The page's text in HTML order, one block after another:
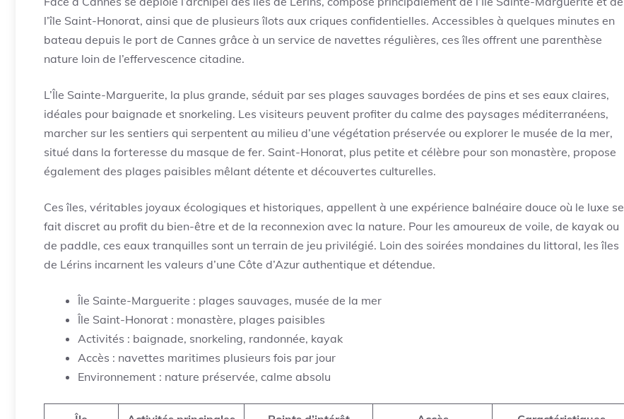
l’île Saint-Honorat, ainsi que de plusieurs îlots aux criques confidentielles. Accessibles à quelques minutes en
bateau depuis le port de Cannes grâce à un service de navettes régulières, ces îles offrent une parenthèse
nature loin de l’effervescence citadine.
L’Île Sainte-Marguerite, la plus grande, séduit par ses plages sauvages bordées de pins et ses eaux claires,
idéales pour baignade et snorkeling. Les visiteurs peuvent profiter du calme des paysages méditerranéens,
marcher sur les sentiers qui serpentent au milieu d’une végétation préservée ou explorer le musée de la mer,
situé dans la forteresse du masque de fer. Saint-Honorat, plus petite et célèbre pour son monastère, propose
également des plages paisibles mêlant détente et découvertes culturelles.
Ces îles, véritables joyaux écologiques et historiques, appellent à une expérience balnéaire douce où le luxe se
fait discret au profit du bien-être et de la reconnexion avec la nature. Pour les amoureux de voile, de kayak ou
de paddle, ces eaux tranquilles sont un terrain de jeu privilégié. Loin des soirées mondaines du littoral, les îles
de Lérins incarnent les valeurs d’une Côte d’Azur authentique et détendue.
Île Sainte-Marguerite : plages sauvages, musée de la mer
Île Saint-Honorat : monastère, plages paisibles
Activités : baignade, snorkeling, randonnée, kayak
Accès : navettes maritimes plusieurs fois par jour
Environnement : nature préservée, calme absolu